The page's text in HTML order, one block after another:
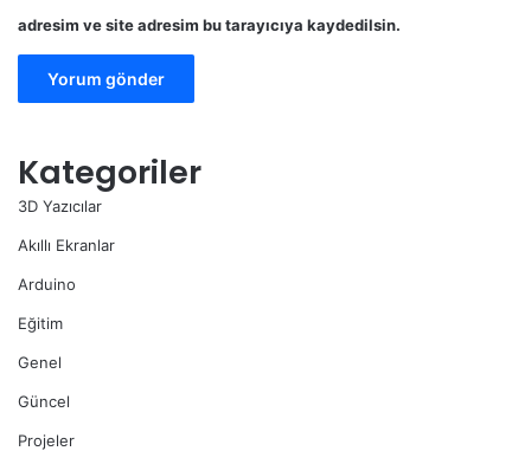
adresim ve site adresim bu tarayıcıya kaydedilsin.
Kategoriler
3D Yazıcılar
Akıllı Ekranlar
Arduino
Eğitim
Genel
Güncel
Projeler